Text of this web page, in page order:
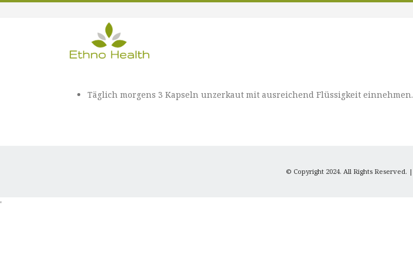
Täglich morgens 3 Kapseln unzerkaut mit ausreichend Flüssigkeit einnehmen.
© Copyright 2024. All Rights Reserved. |
'